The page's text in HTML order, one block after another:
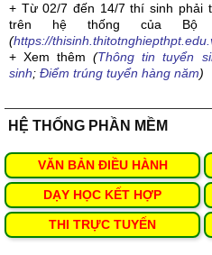
+ Từ 02/7 đến 14/7 thí sinh phải
trên hệ thống của Bộ
(https://
+ Xem thêm(Thông tin tuyển
sinh; Điểm trúng tuyển hàng năm)
HỆ THỐNG PHẦN MỀM
VĂN BẢN ĐIỀU HÀNH
DẠY HỌC KẾT HỢP
THI TRỰC TUYẾN